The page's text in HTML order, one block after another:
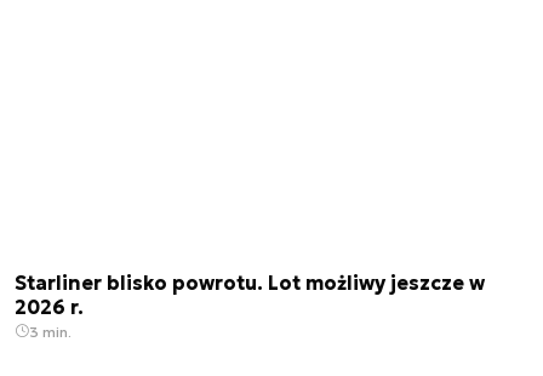
Starliner blisko powrotu. Lot możliwy jeszcze w
2026 r.
3 min.